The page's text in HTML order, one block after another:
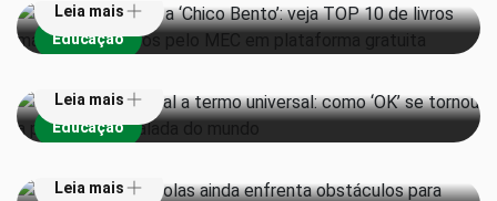
Educação
Leia mais
Educação
De piada em jornal a termo universal: como ‘OK’ se
tornou a palavra mais falada do mundo
Leia mais
para aplicar lei que proíbe celulares, mostra
levantamento
Leia mais